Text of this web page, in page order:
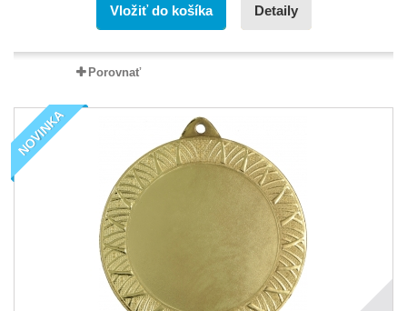
Vložiť do košíka Detaily
Porovnať
NOVINKA